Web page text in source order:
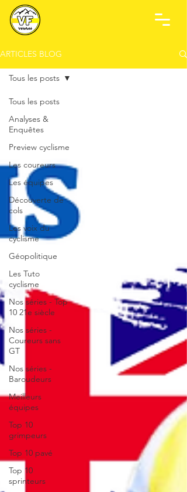
ARTICLES BLOG
Tous les posts
Analyses &
Enquêtes
Preview cyclisme
Les coureurs
Les équipes
Découverte de
cols
Les voix du
cyclisme
Géopolitique
Les Tuto
cyclisme
Nos séries - Top
10 21e siècle
Nos séries -
Coureurs sans
GT
Nos séries -
Baroudeurs
Meilleurs
équipes
Top 10
grimpeurs
Top 10 pavé
Top 10
sprinteurs
Tous les posts